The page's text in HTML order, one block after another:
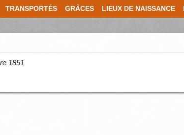
TRANSPORTÉS GRÂCES LIEUX DE NAISSANCE
1851